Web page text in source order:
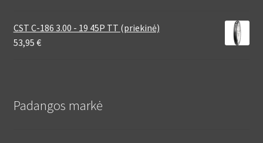
CST C-186 3.00 - 19 45P TT (priekinė)
53,95 €
Padangos markė